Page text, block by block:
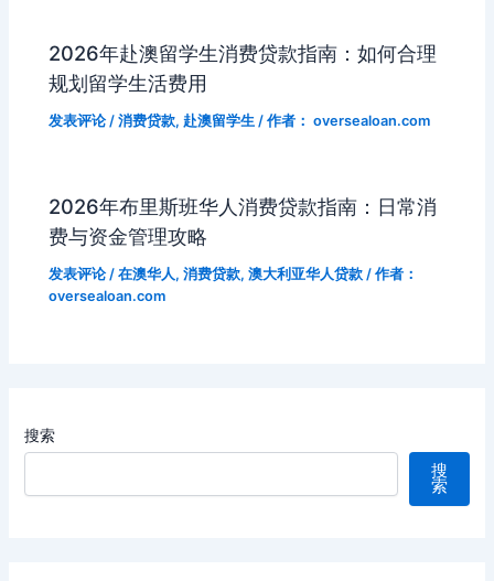
ki
er
2026年赴澳留学生消费贷款指南：如何合理
规划留学生活费用
发表评论 /消费贷款,赴澳留学生 / 作者： oversealoan.com
2026年布里斯班华人消费贷款指南：日常消
费与资金管理攻略
发表评论 /在澳华人,消费贷款,澳大利亚华人贷款 / 作者：
oversealoan.com
搜索
搜
索